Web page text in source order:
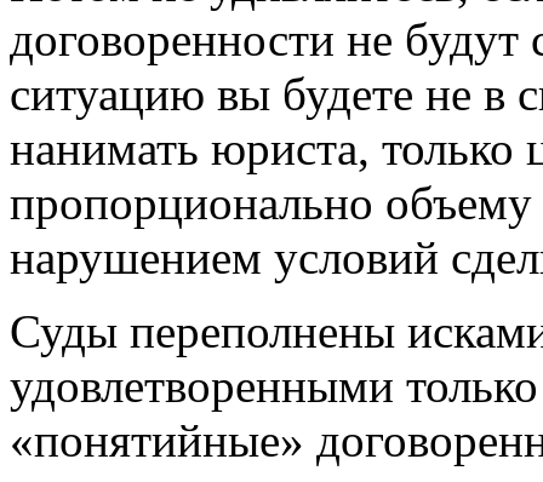
договоренности не
ситуацию вы будете не в
нанимать юриста, только
пропорционально
нарушением условий
Суды переполнены
удовлетворенными
«понятийные»